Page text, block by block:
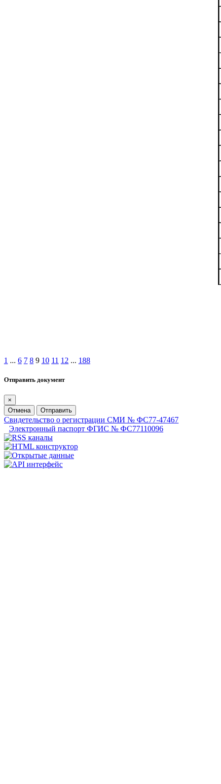
1 ... 6 7 8 9 10 11 12 ... 188
Отправить документ
×
Отмена
Отправить
Свидетельство о регистрации СМИ № ФС77-47467
Электронный паспорт ФГИС № ФС77110096